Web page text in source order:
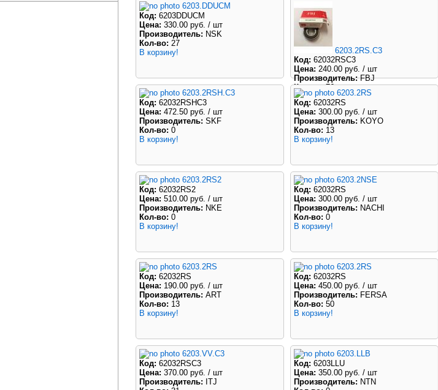
6203.DDUCM
Код: 6203DDUCM
Цена: 330.00 руб. / шт
Производитель: NSK
Кол-во: 27
В корзину!
6203.2RS.C3
Код: 62032RSC3
Цена: 240.00 руб. / шт
Производитель:FBJ
Кол-во:76
В корзину!
6203.2RSH.C3
Код: 62032RSHC3
Цена: 472.50 руб. / шт
Производитель: SKF
Кол-во: 0
В корзину!
6203.2RS
Код: 62032RS
Цена: 300.00 руб. / шт
Производитель: KOYO
Кол-во: 13
В корзину!
6203.2RS2
Код: 62032RS2
Цена: 510.00 руб. / шт
Производитель: NKE
Кол-во: 0
В корзину!
6203.2NSE
Код: 62032RS
Цена: 300.00 руб. / шт
Производитель: NACHI
Кол-во: 0
В корзину!
6203.2RS
Код: 62032RS
Цена: 190.00 руб. / шт
Производитель: ART
Кол-во: 13
В корзину!
6203.2RS
Код: 62032RS
Цена: 450.00 руб. / шт
Производитель: FERSA
Кол-во: 50
В корзину!
6203.VV.C3
Код: 62032RSC3
Цена: 370.00 руб. / шт
Производитель: ITJ
6203.LLB
Код: 6203LLU
Цена: 350.00 руб. / шт
Производитель: NTN